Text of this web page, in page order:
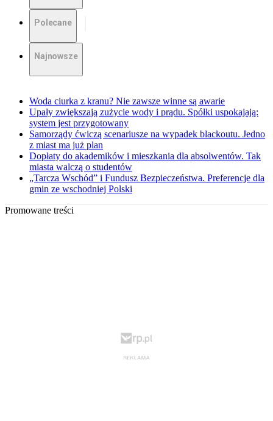
Polecane
Najnowsze
Woda ciurka z kranu? Nie zawsze winne są awarie
Upały zwiększają zużycie wody i prądu. Spółki uspokajają:
system jest przygotowany
Samorządy ćwiczą scenariusze na wypadek blackoutu. Jedno
z miast ma już plan
Dopłaty do akademików i mieszkania dla absolwentów. Tak
miasta walczą o studentów
„Tarcza Wschód” i Fundusz Bezpieczeństwa. Preferencje dla
gmin ze wschodniej Polski
Promowane treści